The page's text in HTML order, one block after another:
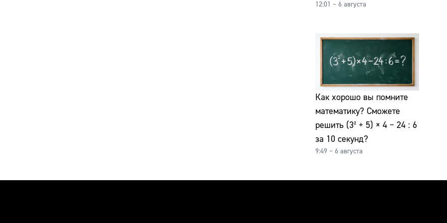
12:01 – 6 августа
Как хорошо вы помните
математику? Сможете
решить (3² + 5) × 4 − 24 : 6
за 10 секунд?
9:49 – 6 августа